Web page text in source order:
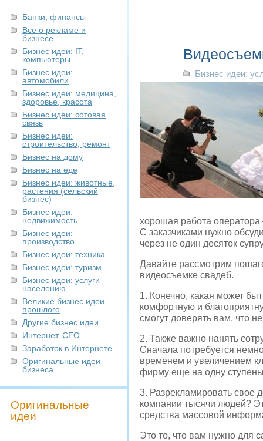
Банки, финансы
Все о рекламе и
бизнесе
Бизнес идеи: IT,
компьютеры
Бизнес идеи:
автомобили
Бизнес идеи: медицина,
здоровье, красота
Бизнес идеи: сотовая
связь
Бизнес идеи:
строительство, ремонт
Бизнес на дому
Бизнес на еде
Бизнес идеи: животные,
растения (сельский
бизнес)
Бизнес идеи:
недвижимость
Бизнес идеи:
производство
Бизнес идеи: техника
Бизнес идеи: туризм
Бизнес идеи: услуги
населению
Великие бизнес идеи
прошлого
Другие бизнес идеи
Интернет, СЕО
Заработок в Интернете
Оригинальные идеи
бизнеса
Оригинальные
идеи
Бизнес идеи:
хорошая работа оператора
С заказчиками нужно
через не один десяток
Давайте рассмотрим
видеосъемке свадеб.
1. Конечно, какая может
комфортную и
смогут доверять вам, что
2. Также важно нанять
Сначала потребуется
временем и увеличением
фирму еще на одну
3. Разрекламировать свое
компании тысячи людей?
средства массовой
Это то, что вам нужно для